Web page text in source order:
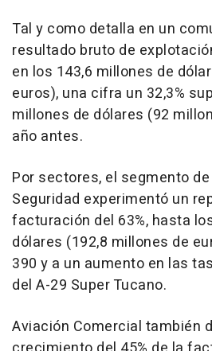
Tal y como detalla en un
resultado bruto de
en los 143,6 millones de
euros), una cifra un 32,3%
millones de dólares (92
año antes.
Por sectores, el segmento
Seguridad experimentó un
facturación del 63%, hasta
dólares (192,8 millones de
390 y a un aumento en las
del A-29 Super Tucano.
Aviación Comercial también